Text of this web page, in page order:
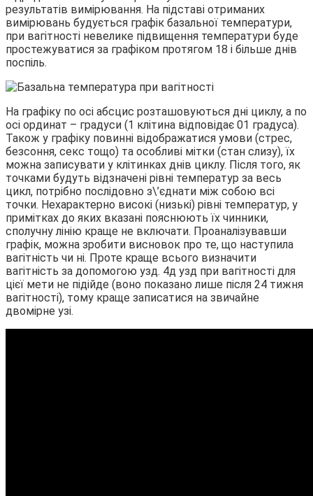
результатів вимірювання. На підставі отриманих
вимірювань будується графік базальної температури,
при вагітності невелике підвищення температури буде
простежуватися за графіком протягом 18 і більше днів
поспіль.
На графіку по осі абсцис розташовуються дні циклу, а по
осі ординат – градуси (1 клітина відповідає 01 градуса).
Також у графіку повинні відображатися умови (стрес,
безсоння, секс тощо) та особливі мітки (стан слизу), їх
можна записувати у клітинках днів циклу. Після того, як
точками будуть відзначені рівні температур за весь
цикл, потрібно послідовно з\’єднати між собою всі
точки. Нехарактерно високі (низькі) рівні температур, у
примітках до яких вказані пояснюють їх чинники,
сполучну лінію краще не включати. Проаналізувавши
графік, можна зробити висновок про те, що наступила
вагітність чи ні. Проте краще всього визначити
вагітність за допомогою узд. 4д узд при вагітності для
цієї мети не підійде (воно показано лише після 24 тижня
вагітності), тому краще записатися на звичайне
двомірне узі.